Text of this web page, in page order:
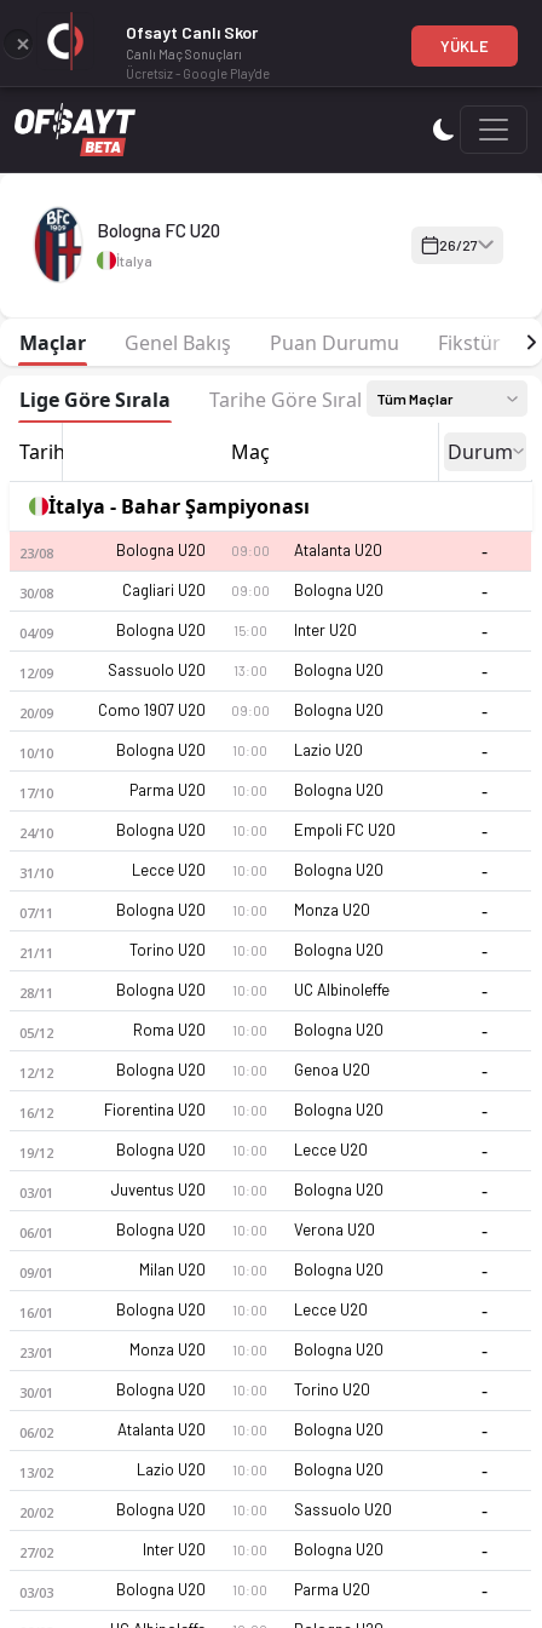
Bologna FC U20 26-27 sezonu | Bahar Şampiyonası'de 1.
Bologna FC U20 26-27 sezonu | Bahar Şampiyonası'de 1.
Bologna FC U20
İtalya
26/27
Maçlar Genel Bakış Puan Durumu Fikstür
Lige Göre Sırala Tarihe Göre Sırala Tüm Maçlar
Tarih Maç Durum
İtalya - Bahar Şampiyonası
23/08 Bologna U20 09:00 Atalanta U20 -
30/08 Cagliari U20 09:00 Bologna U20 -
04/09 Bologna U20 15:00 Inter U20 -
12/09 Sassuolo U20 13:00 Bologna U20 -
20/09 Como 1907 U20 09:00 Bologna U20 -
10/10 Bologna U20 10:00 Lazio U20 -
17/10 Parma U20 10:00 Bologna U20 -
24/10 Bologna U20 10:00 Empoli FC U20 -
31/10 Lecce U20 10:00 Bologna U20 -
07/11 Bologna U20 10:00 Monza U20 -
21/11 Torino U20 10:00 Bologna U20 -
28/11 Bologna U20 10:00 UC Albinoleffe -
05/12 Roma U20 10:00 Bologna U20 -
12/12 Bologna U20 10:00 Genoa U20 -
16/12 Fiorentina U20 10:00 Bologna U20 -
19/12 Bologna U20 10:00 Lecce U20 -
03/01 Juventus U20 10:00 Bologna U20 -
06/01 Bologna U20 10:00 Verona U20 -
09/01 Milan U20 10:00 Bologna U20 -
16/01 Bologna U20 10:00 Lecce U20 -
23/01 Monza U20 10:00 Bologna U20 -
30/01 Bologna U20 10:00 Torino U20 -
06/02 Atalanta U20 10:00 Bologna U20 -
13/02 Lazio U20 10:00 Bologna U20 -
20/02 Bologna U20 10:00 Sassuolo U20 -
27/02 Inter U20 10:00 Bologna U20 -
03/03 Bologna U20 10:00 Parma U20 -
Ofsayt Canlı Skor
Canlı Maç Sonuçları
Ücretsiz - Google Play'de
YÜKLE